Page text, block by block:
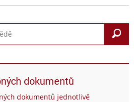
dokumentů
dokumentů jednotlivě